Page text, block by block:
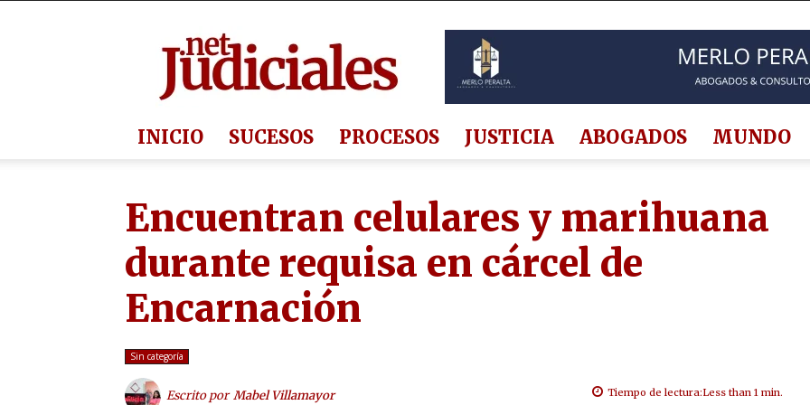
INICIO SUCESOS PROCESOS JUSTICIA ABOGADOS MUNDO
Encuentran celulares y marihuana
durante requisa en cárcel de
Encarnación
Sin categoría
Escrito por Mabel Villamayor Tiempo de lectura:Less than 1 min.